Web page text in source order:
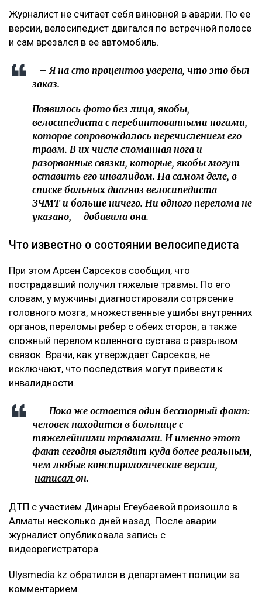
Журналист не считает себя виновной в аварии. По ее
версии, велосипедист двигался по встречной полосе
и сам врезался в ее автомобиль.
– Я на сто процентов уверена, что это был
заказ.
Появилось фото без лица, якобы,
велосипедиста с перебинтованными ногами,
которое сопровождалось перечислением его
травм. В их числе сломанная нога и
разорванные связки, которые, якобы могут
оставить его инвалидом. На самом деле, в
списке больных диагноз велосипедиста -
ЗЧМТ и больше ничего. Ни одного перелома не
указано, – добавила она.
Что известно о состоянии велосипедиста
При этом Арсен Сарсеков сообщил, что
пострадавший получил тяжелые травмы. По его
словам, у мужчины диагностировали сотрясение
головного мозга, множественные ушибы внутренних
органов, переломы ребер с обеих сторон, а также
сложный перелом коленного сустава с разрывом
связок. Врачи, как утверждает Сарсеков, не
исключают, что последствия могут привести к
инвалидности.
– Пока же остается один бесспорный факт:
человек находится в больнице с
тяжелейшими травмами. И именно этот
факт сегодня выглядит куда более реальным,
чем любые конспирологические версии, –
написал он.
ДТП с участием Динары Егеубаевой произошло в
Алматы несколько дней назад. После аварии
журналист опубликовала запись с
видеорегистратора.
Ulysmedia.kz обратился в департамент полиции за
комментарием.